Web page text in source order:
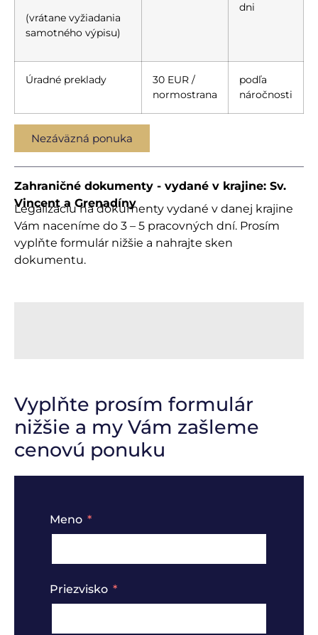
(vrátane vyžiadania
samotného výpisu)
dni
Úradné preklady
30 EUR /
normostrana
podľa
náročnosti
Nezáväzná ponuka
Zahraničné dokumenty - vydané v krajine: Sv.
Vincent a Grenadíny
Legalizáciu na dokumenty vydané v danej krajine
Vám naceníme do 3 – 5 pracovných dní. Prosím
vyplňte formulár nižšie a nahrajte sken
dokumentu.
Vyplňte prosím formulár
nižšie a my Vám zašleme
cenovú ponuku
Meno
Priezvisko